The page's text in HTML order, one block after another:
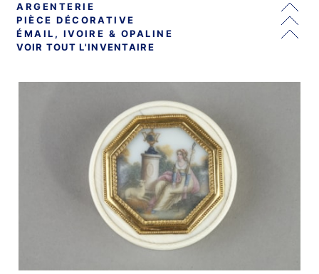
ARGENTERIE
PIÈCE DÉCORATIVE
ÉMAIL, IVOIRE & OPALINE
VOIR TOUT L'INVENTAIRE